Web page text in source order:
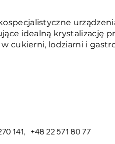
idealną krystalizację
cukierni, lodziarni i
141, +48 22 571 80 77